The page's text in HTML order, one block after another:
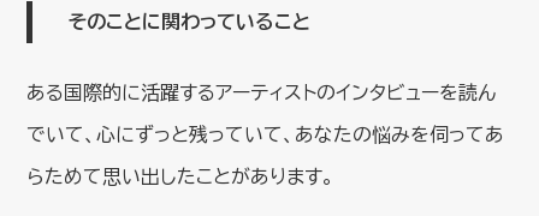
そのことに関わっていること
ある国際的に活躍するアーティストのインタビューを読ん
でいて、心にずっと残っていて、あなたの悩みを伺ってあ
らためて思い出したことがあります。